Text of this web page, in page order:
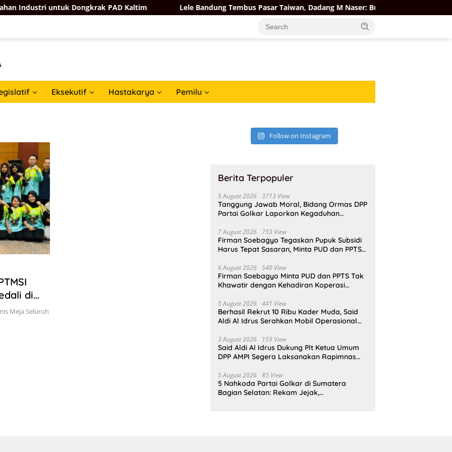
Industri untuk Dongkrak PAD Kaltim Lele Bandung Tembus Pasar Taiwan, Dadang M Naser: Bukti Produk Lokal
Eksekutif Hastakarya Pemilu
di
Meja Seluruh
Follow on Instagram
Berita Terpopuler
5 August 2026 3713 View
Tanggung Jawab Moral, Bidang Ormas DPP
Partai Golkar Laporkan Kegaduhan
7 August 2026 753 View
Firman Soebagyo Tegaskan Pupuk Subsidi
Harus Tepat Sasaran, Minta PUD dan PPTS
6 August 2026 540 View
Firman Soebagyo Minta PUD dan PPTS Tak
Khawatir dengan Kehadiran Koperasi
5 August 2026 441 View
Berhasil Rekrut 10 Ribu Kader Muda, Said
Aldi Al Idrus Serahkan Mobil Operasional
3 August 2026 159 View
Said Aldi Al Idrus Dukung Plt Ketua Umum
DPP AMPI Segera Laksanakan Rapimnas
5 August 2026 85 View
5 Nahkoda Partai Golkar di Sumatera
Bagian Selatan: Rekam Jejak,